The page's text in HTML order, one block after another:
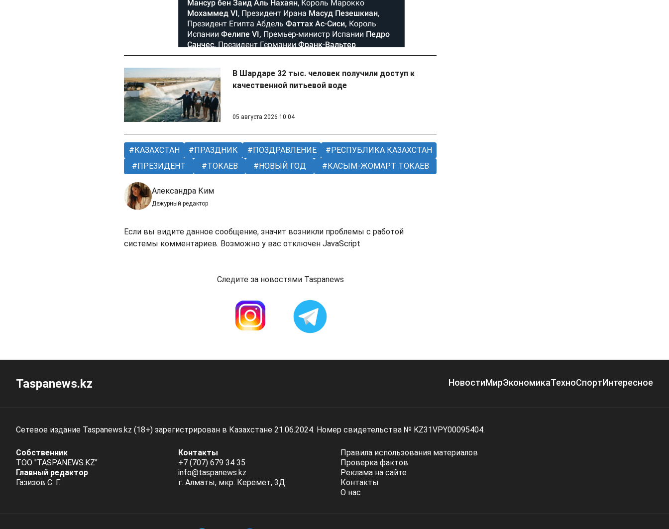
В Шардаре 32 тыс. человек получили доступ к
качественной питьевой воде
05 августа 2026 10:04
КАЗАХСТАН ПРАЗДНИК ПОЗДРАВЛЕНИЕ
РЕСПУБЛИКА КАЗАХСТАН
ПРЕЗИДЕНТ
ТОКАЕВ НОВЫЙ ГОД КАСЫМ-ЖОМАРТ ТОКАЕВ
Александра Ким
Дежурный редактор
Если вы видите данное сообщение, значит возникли проблемы с работой
системы комментариев. Возможно у вас отключен JavaScript
Следите за новостями Taspanews
Taspanews.kz НовостиМирЭкономикаТехноСпортИнтересное
Сетевое издание Taspanews.kz (18+) зарегистрирован в Казахстане 21.06.2024. Номер свидетельства № KZ31VPY00095404.
Собственник
ТОО "TASPANEWS.KZ"
Главный редактор
Газизов С. Г.
Контакты
+7 (707) 679 34 35
info@taspanews.kz
г. Алматы, мкр. Керемет, 3Д
Правила использования материалов
Проверка фактов
Реклама на сайте
Контакты
О нас